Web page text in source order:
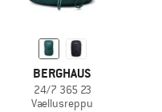
BERGHAUS
24/7 365 23
Vaellusreppu